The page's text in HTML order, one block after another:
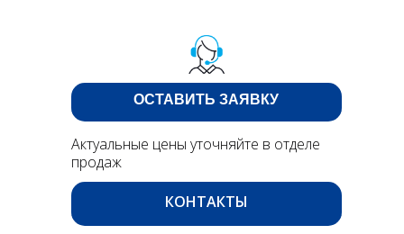
ОСТАВИТЬ ЗАЯВКУ
Актуальные цены уточняйте в отделе
продаж
КОНТАКТЫ